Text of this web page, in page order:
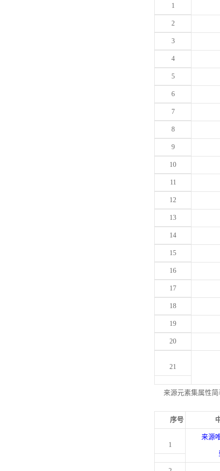
1
2
3
4
5
6
7
8
9
10
11
12
13
14
15
16
17
18
19
20
21
来源元素集属性简
序号
1
来源